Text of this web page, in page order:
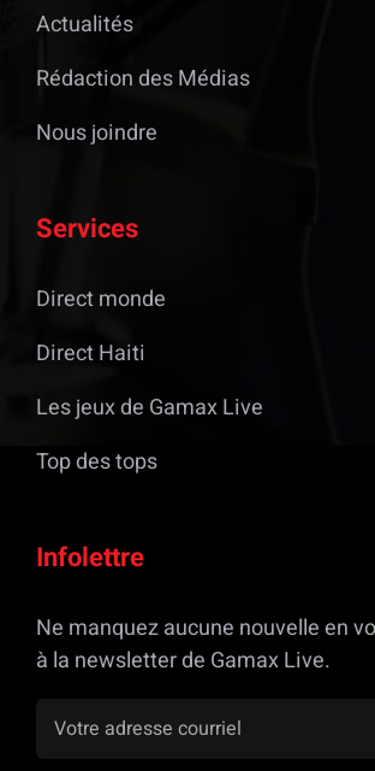
Actualités
Rédaction des Médias
Nous joindre
Services
Direct monde
Direct Haiti
Les jeux de Gamax Live
Top des tops
Infolettre
Ne manquez aucune nouvelle en
à la newsletter de Gamax Live.